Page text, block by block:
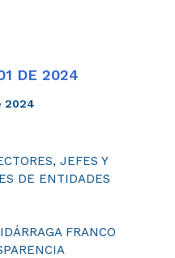
DE 2024
2024
JEFES Y
DE ENTIDADES
FRANCO